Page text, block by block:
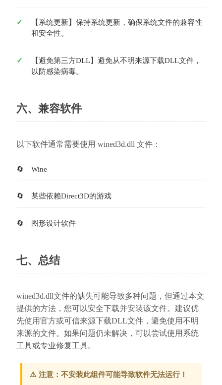
【系统更新】保持系统更新，确保系统文件的兼容性
和安全性。
【避免第三方DLL】避免从不明来源下载DLL文件，
以防感染病毒。
六、兼容软件
以下软件通常需要使用 wined3d.dll 文件：
Wine
某些依赖Direct3D的游戏
图形设计软件
七、总结
wined3d.dll文件的缺失可能导致多种问题，但通过本文
提供的方法，您可以安全下载并安装该文件。建议优
先使用官方或可信来源下载DLL文件，避免使用不明
来源的文件。如果问题仍未解决，可以尝试使用系统
工具或专业修复工具。